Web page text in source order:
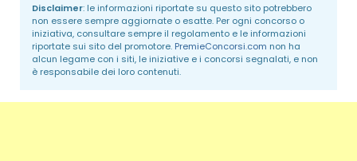
Disclaimer: le informazioni riportate su questo sito potrebbero
non essere sempre aggiornate o esatte. Per ogni concorso o
iniziativa, consultare sempre il regolamento e le informazioni
riportate sui sito del promotore. PremieConcorsi.com non ha
alcun legame con i siti, le iniziative e i concorsi segnalati, e non
è responsabile dei loro contenuti.